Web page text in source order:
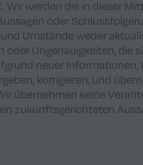
Wir werden die in dieser
oder
Umstände weder
oder Ungenauigkeiten, die
neuer Informationen,
korrigieren, und
übernehmen keine
zukunftsgerichteten